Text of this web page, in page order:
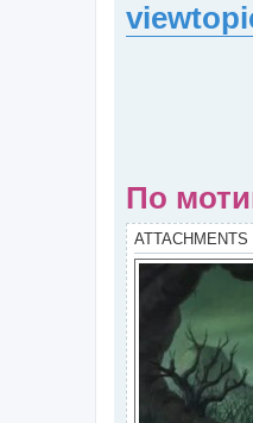
По
ATTACHMENTS